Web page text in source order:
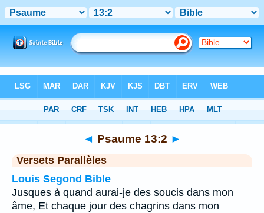
Chapitre 13> Verset 2
◄ Psaume 13:2 ►
Versets Parallèles
Louis Segond Bible
Jusques à quand aurai-je des soucis dans mon
âme, Et chaque jour des chagrins dans mon